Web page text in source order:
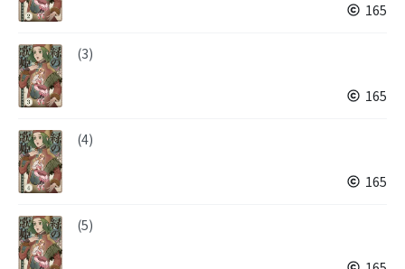
165
(3)
165
(4)
165
(5)